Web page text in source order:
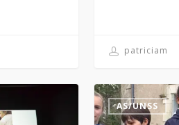
patriciam
AS/UNSS